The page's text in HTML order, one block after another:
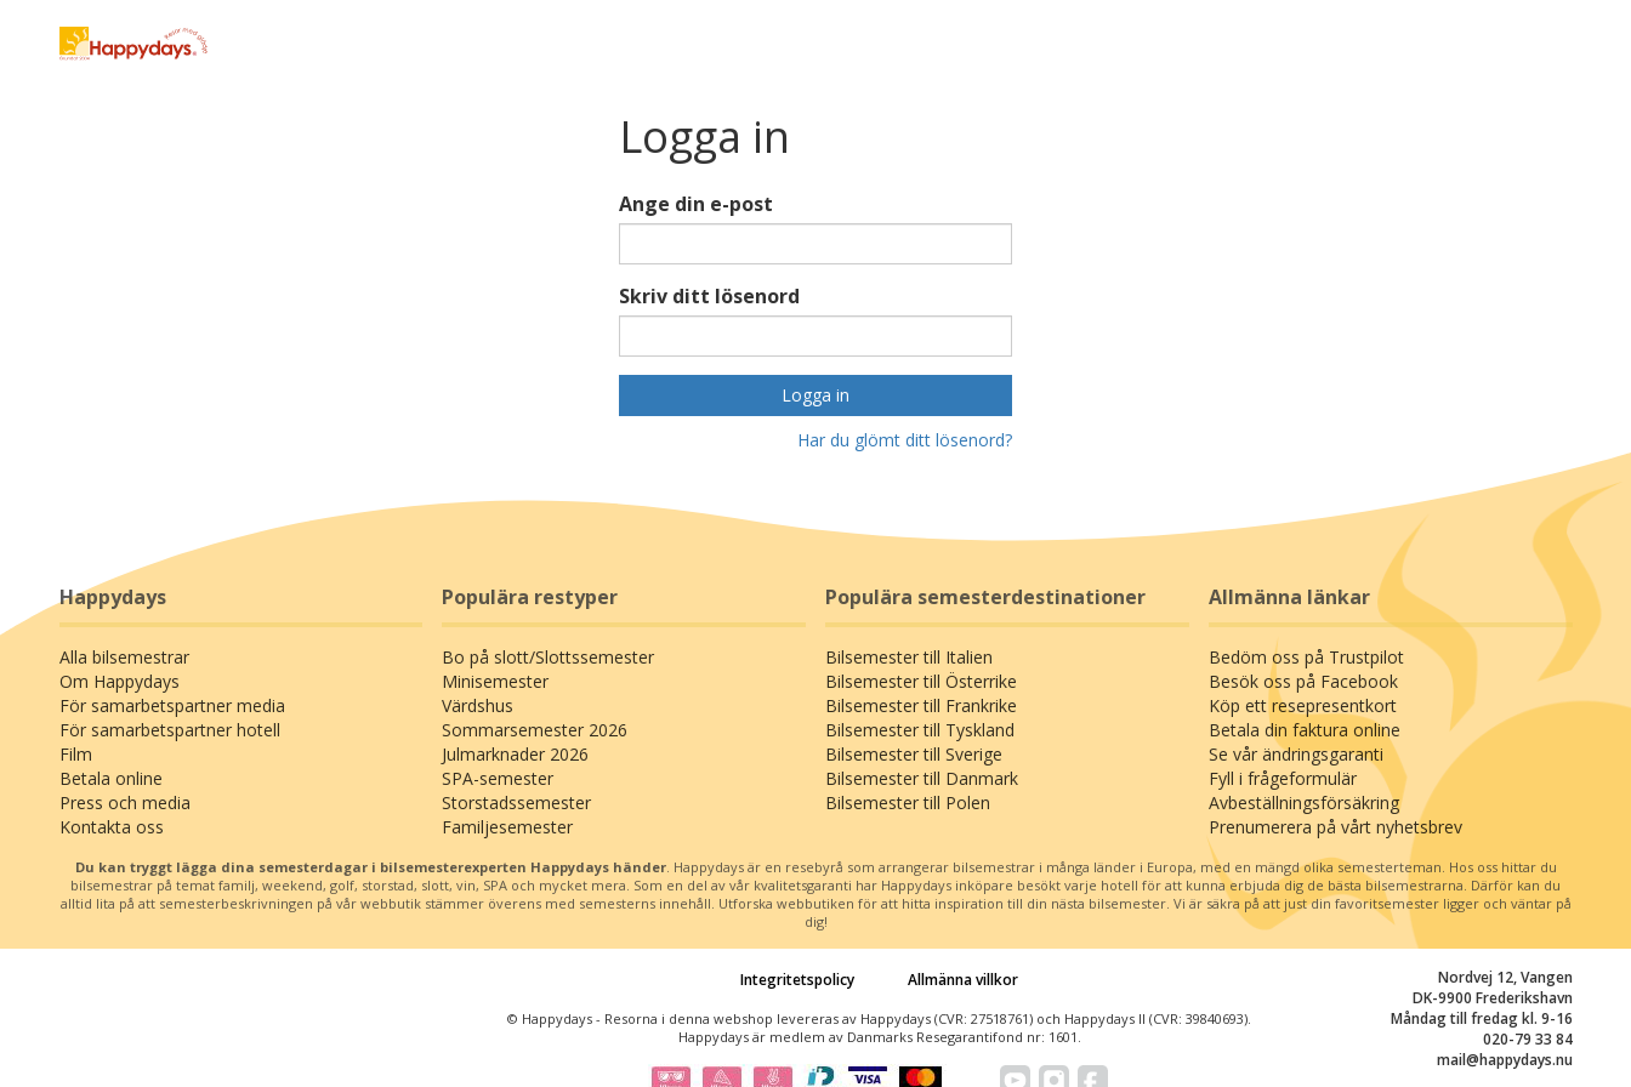
Logga in
Ange din e-post
Skriv ditt lösenord
Logga in
Har du glömt ditt lösenord?
Happydays
Alla bilsemestrar
Om Happydays
För samarbetspartner media
För samarbetspartner hotell
Film
Betala online
Press och media
Kontakta oss
Populära restyper
Bo på slott/Slottssemester
Minisemester
Värdshus
Sommarsemester 2026
Julmarknader 2026
SPA-semester
Storstadssemester
Familjesemester
Populära semesterdestinationer
Bilsemester till Italien
Bilsemester till Österrike
Bilsemester till Frankrike
Bilsemester till Tyskland
Bilsemester till Sverige
Bilsemester till Danmark
Bilsemester till Polen
Allmänna länkar
Bedöm oss på Trustpilot
Besök oss på Facebook
Köp ett resepresentkort
Betala din faktura online
Se vår ändringsgaranti
Fyll i frågeformulär
Avbeställningsförsäkring
Prenumerera på vårt nyhetsbrev
Du kan tryggt lägga dina semesterdagar i bilsemesterexperten Happydays händer. Happydays är en resebyrå som arrangerar bilsemestrar i många länder i Europa, med en mängd olika semesterteman. Hos oss hittar du
bilsemestrar på temat familj, weekend, golf, storstad, slott, vin, SPA och mycket mera. Som en del av vår kvalitetsgaranti har Happydays inköpare besökt varje hotell för att kunna erbjuda dig de bästa bilsemestrarna. Därför kan du
alltid lita på att semesterbeskrivningen på vår webbutik stämmer överens med semesterns innehåll. Utforska webbutiken för att hitta inspiration till din nästa bilsemester. Vi är säkra på att just din favoritsemester ligger och väntar på
dig!
Nordvej 12, Vangen
DK-9900 Frederikshavn
Måndag till fredag kl. 9-16
020-79 33 84
mail@happydays.nu
Integritetspolicy Allmänna villkor
© Happydays - Resorna i denna webshop levereras av Happydays (CVR: 27518761) och Happydays II (CVR: 39840693).
Happydays är medlem av Danmarks Resegarantifond nr: 1601.